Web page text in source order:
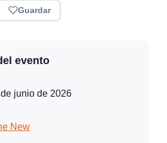
Guardar
evento
junio de 2026
New